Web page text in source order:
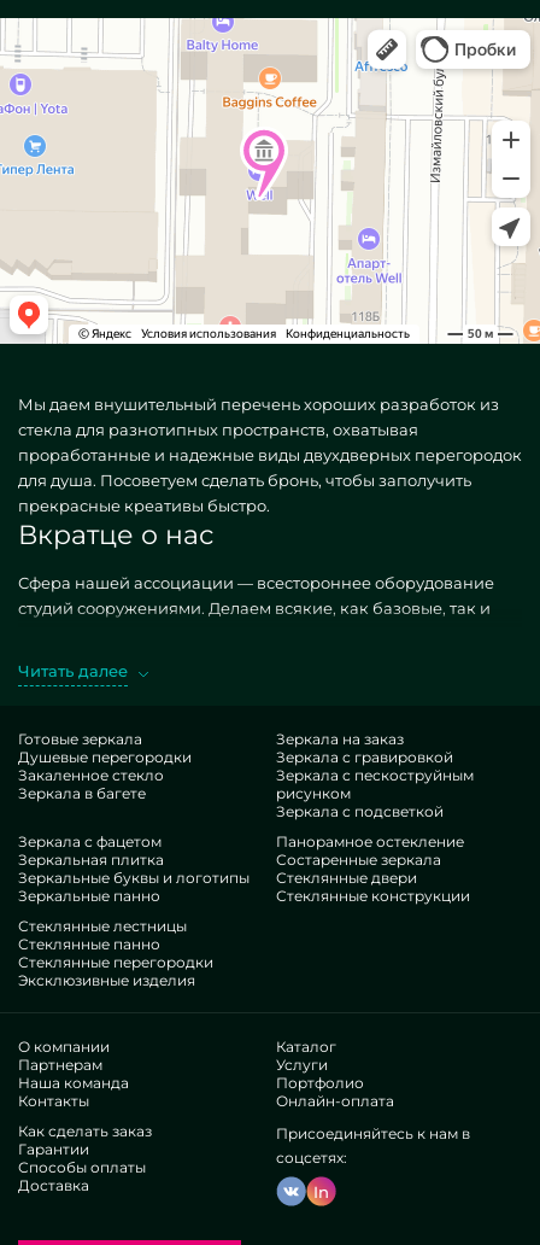
Мы даем внушительный перечень хороших разработок из
стекла для разнотипных пространств, охватывая
проработанные и надежные виды двухдверных перегородок
для душа. Посоветуем сделать бронь, чтобы заполучить
прекрасные креативы быстро.
Вкратце о нас
Сфера нашей ассоциации — всестороннее оборудование
студий сооружениями. Делаем всякие, как базовые, так и
указанные изделия в подходе MILONYA, вы конкретно
оценкой , не проигрывающий прочим альтернативам. Если
вы вознамериваетесь доработать свои жилплощади,
прибавить им уюта, уникальности, обязательно оцените
наши лоты, от двухдверных перегородок для душа и до
многовариантных деталей.
Особенности нашей группы
экспертиз. У всех прекрасный экспириенс, что не
разочарует даже прихотливых клиентов. Всю дорогу
трудятся над прокачкой имеющихся познаний, соображают,
как не останавливаться в непростых ситуациях. Поставят и
скомпонуют Двухдверные душевые перегородки с нуля.
Получили признание бесчисленных востребованных
сообществ и единичных приобретателей. Мириады
хвалебных рейтингов —узнайте самосильно.
Существуем в одиночку, это помогает оптимизировать
наши этапы, изготавливать все проще, уменьшить
тариф. Вследствие воплощения и сервисы в виде
двухдверных перегородок для душа будут настолько
помогает выдавать нестандартные дизайны, выполнять
Читать далее
Готовые зеркала
Душевые перегородки
Закаленное стекло
Зеркала в багете
Зеркала на заказ
Зеркала с гравировкой
Зеркала с пескоструйным
рисунком
Зеркала с подсветкой
Зеркала с фацетом
Зеркальная плитка
Зеркальные буквы и логотипы
Зеркальные панно
Панорамное остекление
Состаренные зеркала
Стеклянные двери
Стеклянные конструкции
Стеклянные лестницы
Стеклянные панно
Стеклянные перегородки
Эксклюзивные изделия
О компании
Партнерам
Наша команда
Контакты
Каталог
Услуги
Портфолио
Онлайн-оплата
Как сделать заказ
Гарантии
Способы оплаты
Доставка
Присоединяйтесь к нам в
соцсетях:
In